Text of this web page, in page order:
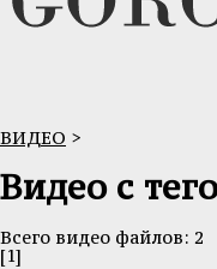
ВИДЕО >
Видео с
Всего видео файлов: 2
[1]